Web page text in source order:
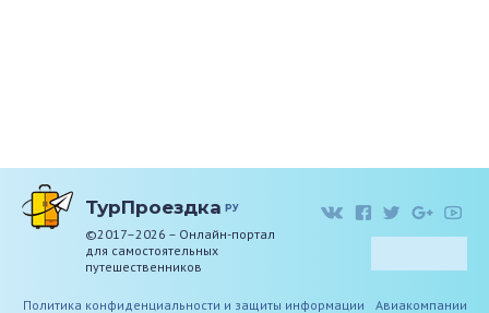
ТурПроездка ру
©2017–2026 – Онлайн-портал
для самостоятельных
путешественников
Политика конфиденциальности и защиты информации Авиакомпании